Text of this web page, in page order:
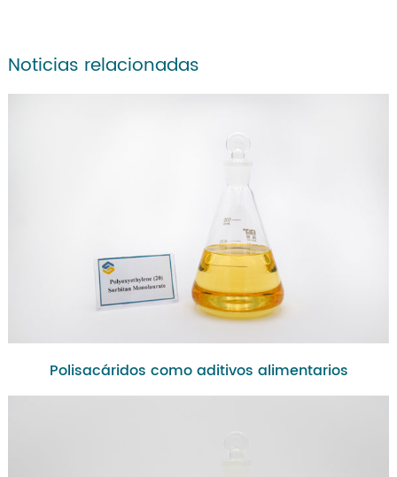
Noticias relacionadas
Polisacáridos como aditivos alimentarios